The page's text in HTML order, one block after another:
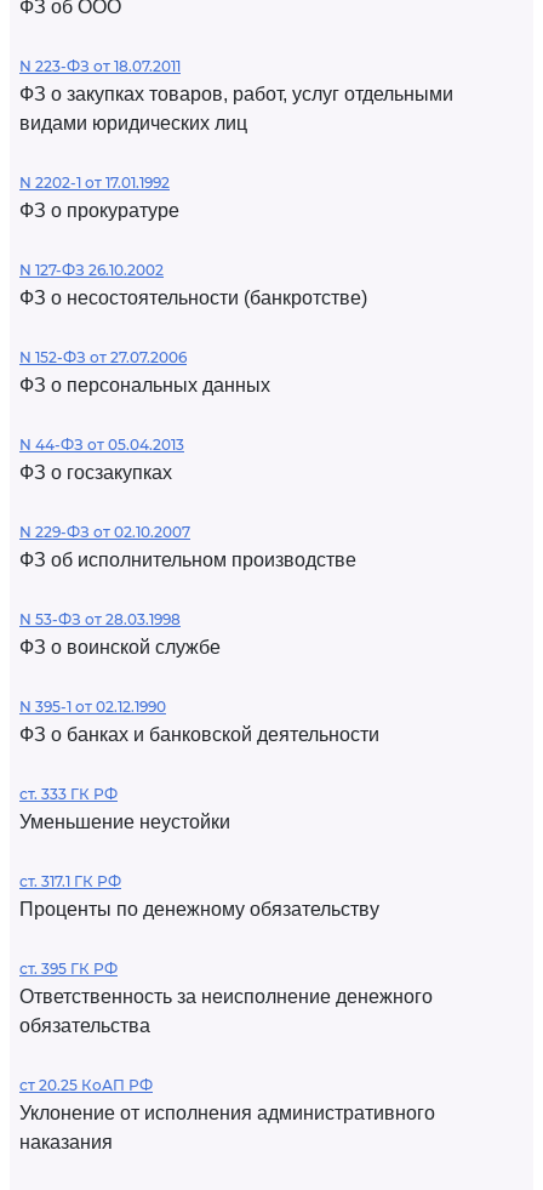
ФЗ об ООО
N 223-ФЗ от 18.07.2011
ФЗ о закупках товаров, работ, услуг отдельными
видами юридических лиц
N 2202-1 от 17.01.1992
ФЗ о прокуратуре
N 127-ФЗ 26.10.2002
ФЗ о несостоятельности (банкротстве)
N 152-ФЗ от 27.07.2006
ФЗ о персональных данных
N 44-ФЗ от 05.04.2013
ФЗ о госзакупках
N 229-ФЗ от 02.10.2007
ФЗ об исполнительном производстве
N 53-ФЗ от 28.03.1998
ФЗ о воинской службе
N 395-1 от 02.12.1990
ФЗ о банках и банковской деятельности
ст. 333 ГК РФ
Уменьшение неустойки
ст. 317.1 ГК РФ
Проценты по денежному обязательству
ст. 395 ГК РФ
Ответственность за неисполнение денежного
обязательства
ст 20.25 КоАП РФ
Уклонение от исполнения административного
наказания